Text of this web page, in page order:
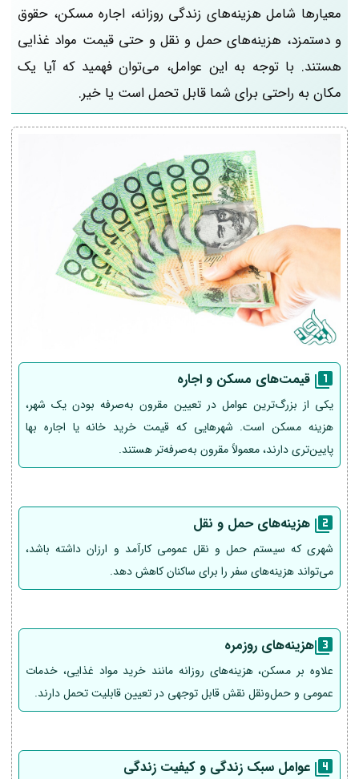
معیارها شامل هزینه‌های زندگی روزانه، اجاره مسکن، حقوق
و دستمزد، هزینه‌های حمل و نقل و حتی قیمت مواد غذایی
هستند. با توجه به این عوامل، می‌توان فهمید که آیا یک
مکان به راحتی برای شما قابل تحمل است یا خیر.
قیمت‌های مسکن و اجاره
یکی از بزرگ‌ترین عوامل در تعیین مقرون به‌صرفه بودن یک شهر،
هزینه مسکن است. شهرهایی که قیمت خرید خانه یا اجاره بها
پایین‌تری دارند، معمولاً مقرون به‌صرفه‌تر هستند.
هزینه‌های حمل و نقل
شهری که سیستم حمل و نقل عمومی کارآمد و ارزان داشته باشد،
می‌تواند هزینه‌های سفر را برای ساکنان کاهش دهد.
هزینه‌های روزمره
علاوه بر مسکن، هزینه‌های روزانه مانند خرید مواد غذایی، خدمات
عمومی و حمل‌ونقل نقش قابل توجهی در تعیین قابلیت تحمل دارند.
عوامل سبک زندگی و کیفیت زندگی